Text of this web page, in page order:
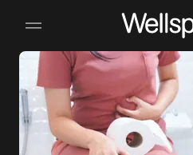
Wellspect